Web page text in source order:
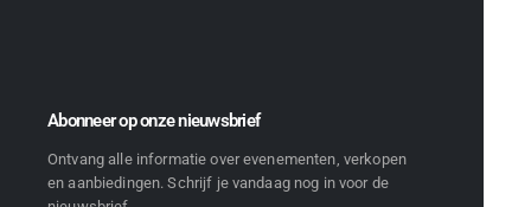
Abonneer op onze nieuwsbrief
Ontvang alle informatie over evenementen, verkopen
en aanbiedingen. Schrijf je vandaag nog in voor de